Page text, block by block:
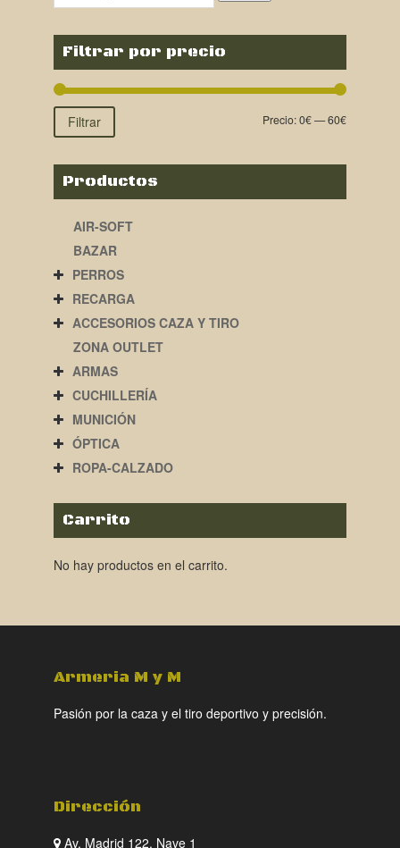
Filtrar por precio
Filtrar Precio:0€—60€
Productos
AIR-SOFT
BAZAR
PERROS
RECARGA
ACCESORIOS CAZA Y TIRO
ZONA OUTLET
ARMAS
CUCHILLERÍA
MUNICIÓN
ÓPTICA
ROPA-CALZADO
Carrito
No hay productos en el carrito.
Armeria M y M
Pasión por la caza y el tiro deportivo y precisión.
Dirección
Av. Madrid 122, Nave 1